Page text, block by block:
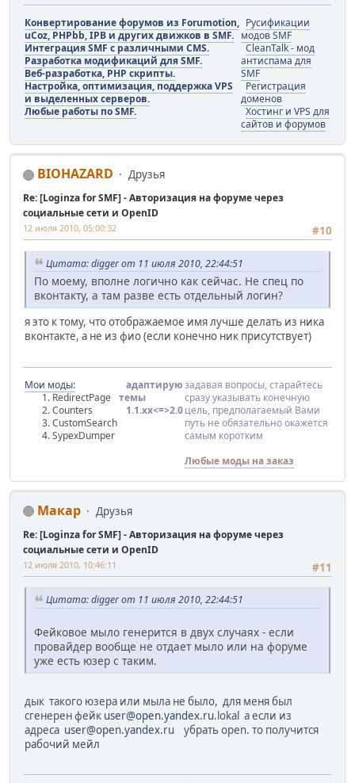
Конвертирование форумов из Forumotion,
uCoz, PHPbb, IPB и других движков в SMF.
Интеграция SMF с различными CMS.
Разработка модификаций для SMF.
Веб-разработка, PHP скрипты.
Настройка, оптимизация, поддержка VPS
и выделенных серверов.
Любые работы по SMF.
Русификации
модов SMF
CleanTalk - мод
антиспама для
SMF
Регистрация
доменов
Хостинг и VPS для
сайтов и форумов
BIOHAZARD Друзья
Re: [Loginza for SMF] - Авторизация на форуме через
социальные сети и OpenID
#10
12 июля 2010, 05:00:32
Цитата: digger от 11 июля 2010, 22:44:51
По моему, вполне логично как сейчас. Не спец по
вконтакту, а там разве есть отдельный логин?
я это к тому, что отображаемое имя лучше делать из ника
вконтакте, а не из фио (если конечно ник присутствует)
Мои моды:
RedirectPage
Counters
CustomSearch
SypexDumper
адаптирую
темы
1.1.хx<=>2.0
задавая вопросы, старайтесь
сразу указывать конечную
цель, предполагаемый Вами
путь не обязательно окажется
самым коротким
Любые моды на заказ
Макар Друзья
Re: [Loginza for SMF] - Авторизация на форуме через
социальные сети и OpenID
#11
12 июля 2010, 10:46:11
Цитата: digger от 11 июля 2010, 22:44:51
Фейковое мыло генерится в двух случаях - если
провайдер вообще не отдает мыло или на форуме
уже есть юзер с таким.
дык такого юзера или мыла не было, для меня был
сгенерен фейк user@open.yandex.ru.lokal а если из
адреса user@open.yandex.ru убрать open. то получится
рабочий мейл